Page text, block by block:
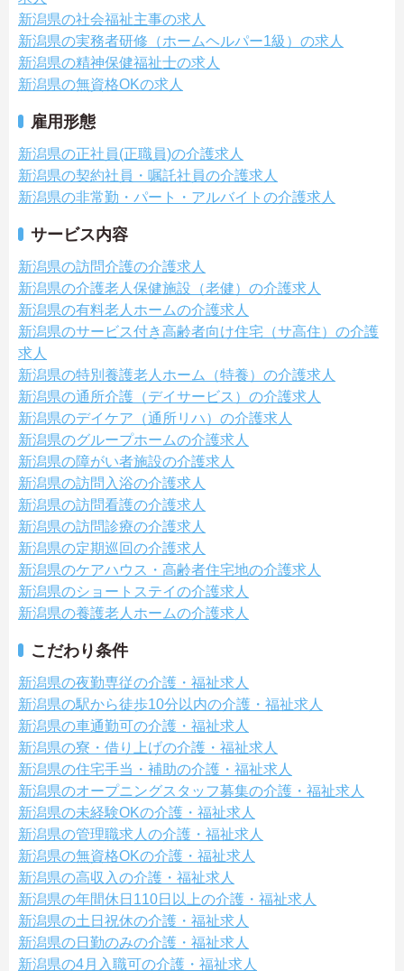
新潟県の社会福祉主事の求人
新潟県の実務者研修（ホームヘルパー1級）の求人
新潟県の精神保健福祉士の求人
新潟県の無資格OKの求人
雇用形態
新潟県の正社員(正職員)の介護求人
新潟県の契約社員・嘱託社員の介護求人
新潟県の非常勤・パート・アルバイトの介護求人
サービス内容
新潟県の訪問介護の介護求人
新潟県の介護老人保健施設（老健）の介護求人
新潟県の有料老人ホームの介護求人
新潟県のサービス付き高齢者向け住宅（サ高住）の介護
求人
新潟県の特別養護老人ホーム（特養）の介護求人
新潟県の通所介護（デイサービス）の介護求人
新潟県のデイケア（通所リハ）の介護求人
新潟県のグループホームの介護求人
新潟県の障がい者施設の介護求人
新潟県の訪問入浴の介護求人
新潟県の訪問看護の介護求人
新潟県の訪問診療の介護求人
新潟県の定期巡回の介護求人
新潟県のケアハウス・高齢者住宅地の介護求人
新潟県のショートステイの介護求人
新潟県の養護老人ホームの介護求人
こだわり条件
新潟県の夜勤専従の介護・福祉求人
新潟県の駅から徒歩10分以内の介護・福祉求人
新潟県の車通勤可の介護・福祉求人
新潟県の寮・借り上げの介護・福祉求人
新潟県の住宅手当・補助の介護・福祉求人
新潟県のオープニングスタッフ募集の介護・福祉求人
新潟県の未経験OKの介護・福祉求人
新潟県の管理職求人の介護・福祉求人
新潟県の無資格OKの介護・福祉求人
新潟県の高収入の介護・福祉求人
新潟県の年間休日110日以上の介護・福祉求人
新潟県の土日祝休の介護・福祉求人
新潟県の日勤のみの介護・福祉求人
新潟県の4月入職可の介護・福祉求人